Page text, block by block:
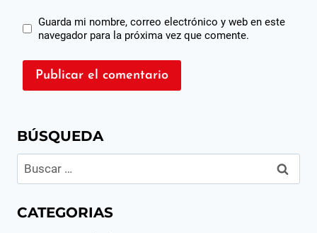
Guarda mi nombre, correo electrónico y web en este
navegador para la próxima vez que comente.
BÚSQUEDA
Buscar:
CATEGORIAS